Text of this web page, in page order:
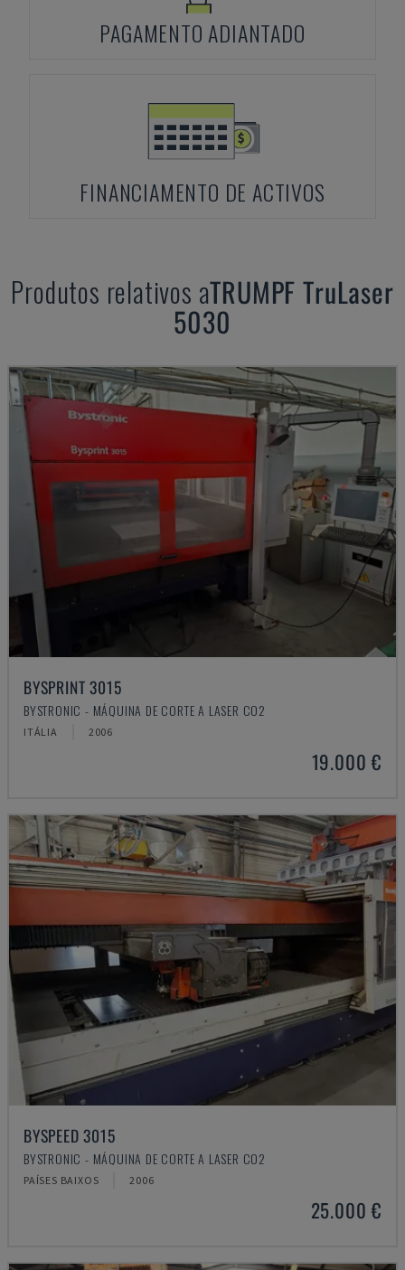
PAGAMENTO ADIANTADO
FINANCIAMENTO DE ACTIVOS
Produtos relativos aTRUMPF TruLaser
5030
BYSPRINT 3015
BYSTRONIC - MÁQUINA DE CORTE A LASER CO2
ITÁLIA 2006
19.000 €
BYSPEED 3015
BYSTRONIC - MÁQUINA DE CORTE A LASER CO2
PAÍSES BAIXOS 2006
25.000 €